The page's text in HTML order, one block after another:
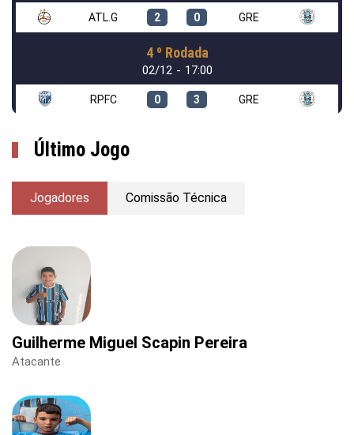
ATL.G 2 0 GRE
4 º Rodada
02/12 - 17:00
RPFC 0 3 GRE
Último Jogo
Jogadores Comissão Técnica
Guilherme Miguel Scapin Pereira
Atacante